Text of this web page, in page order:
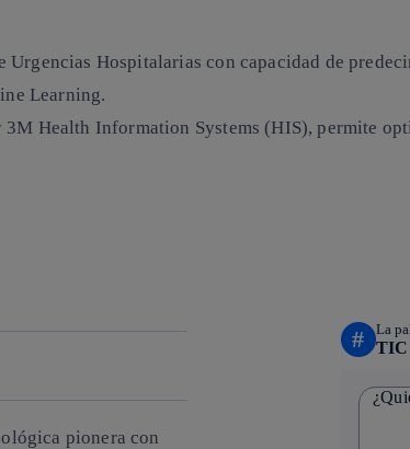
Hospitalarias con capacidad de
Learning.
Health Information Systems (HIS), permite
pionera con
# La
TIC